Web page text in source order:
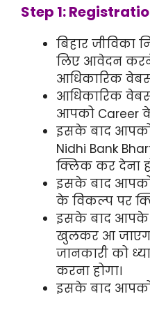
Step 1:
बिहार जीविका
लिए आवेदन
आधिकारिक
आधिकारिक
आपको Career
इसके बाद आपको
Nidhi Bank
क्लिक कर देना
इसके बाद आपको
के विकल्प पर
इसके बाद आपके
खुलकर आ
जानकारी को
करना होगा।
इसके बाद